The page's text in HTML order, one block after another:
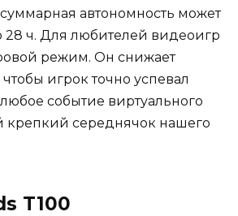
автономность может
28 ч. Для любителей видеоигр
режим. Он снижает
игрок точно успевал
событие виртуального
крепкий середнячок нашего
T100